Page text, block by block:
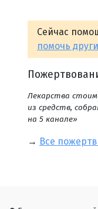
Сейчас
помочь
Лекарства
из средств,
на 5 канале»
→ Все